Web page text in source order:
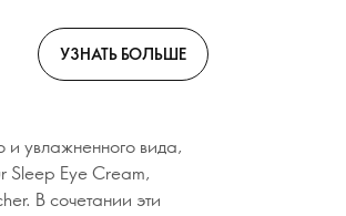
УЗНАТЬ БОЛЬШЕ
и увлажненного вида,
Sleep Eye Cream,
В сочетании эти